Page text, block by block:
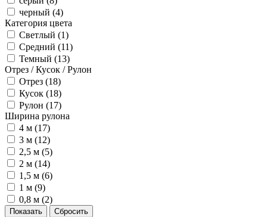
черный (4)
Категория цвета
Светлый (1)
Средний (11)
Темный (13)
Отрез / Кусок / Рулон
Отрез (18)
Кусок (18)
Рулон (17)
Ширина рулона
4 м (17)
3 м (12)
2,5 м (5)
2 м (14)
1,5 м (6)
1 м (9)
0,8 м (2)